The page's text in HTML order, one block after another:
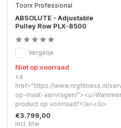
Toorx Professional
ABSOLUTE - Adjustable
Pulley Row PLX-8500
Vergelijk
Niet op voorraad
<a
href="https://www.nrgfitness.nl/
op-maat-aanvragen/
product op voorraad?</a></u>
€3.799,00
Incl. btw